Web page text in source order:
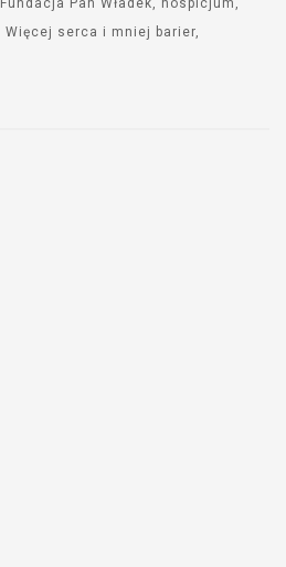
Fundacja Pan Władek
hospicjum
Więcej serca i mniej barier